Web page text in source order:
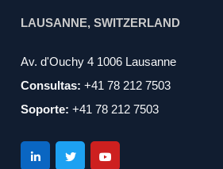
LAUSANNE, SWITZERLAND
Av. d'Ouchy 4 1006 Lausanne
Consultas: +41 78 212 7503
Soporte: +41 78 212 7503